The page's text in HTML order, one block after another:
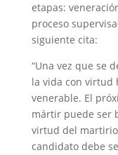
etapas:
proceso
siguiente cita:
“Una vez que se
la vida con virtud
venerable. El
mártir puede ser
virtud del
candidato debe